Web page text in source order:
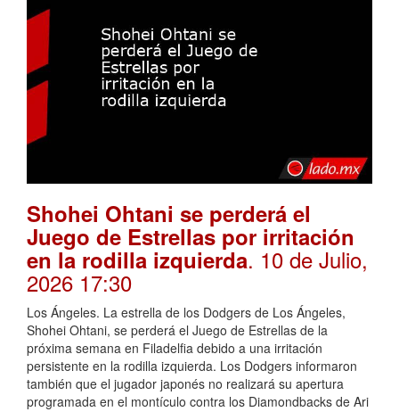
Shohei Ohtani se perderá el
Juego de Estrellas por irritación
en la rodilla izquierda. 10 de Julio,
2026 17:30
Los Ángeles. La estrella de los Dodgers de Los Ángeles,
Shohei Ohtani, se perderá el Juego de Estrellas de la
próxima semana en Filadelfia debido a una irritación
persistente en la rodilla izquierda. Los Dodgers informaron
también que el jugador japonés no realizará su apertura
programada en el montículo contra los Diamondbacks de Ari